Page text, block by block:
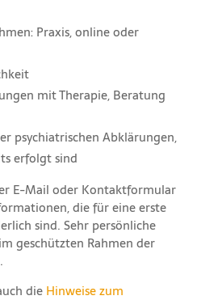
Praxis, online oder
mit Therapie, Beratung
psychiatrischen Abklärungen,
erfolgt sind
E-Mail oder Kontaktformular
die für eine erste
sind. Sehr persönliche
geschützten Rahmen der
die Hinweise zum